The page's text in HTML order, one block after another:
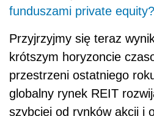
funduszami private equity?
Przyjrzyjmy się teraz
krótszym horyzoncie
przestrzeni ostatniego
globalny rynek REIT
szybciej od rynków akcji i